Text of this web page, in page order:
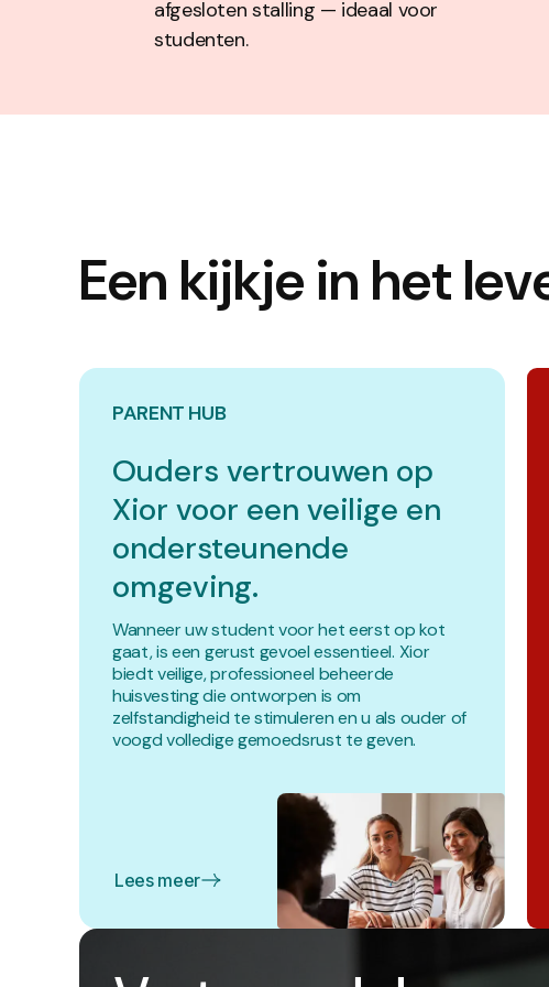
afgesloten stalling — ideaal voor
studenten.
Een kijkje in het
PARENT HUB
Ouders vertrouwen op
Xior voor een veilige en
ondersteunende
omgeving.
Wanneer uw student voor het eerst op kot
gaat, is een gerust gevoel essentieel. Xior
biedt veilige, professioneel beheerde
huisvesting die ontworpen is om
zelfstandigheid te stimuleren en u als ouder of
voogd volledige gemoedsrust te geven.
Lees meer